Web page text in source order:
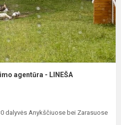
agentūra - LINEŠA
dalyvės Anykščiuose bei Zarasuose